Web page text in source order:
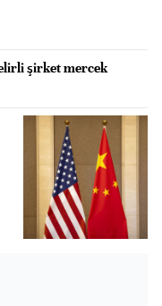
şirket mercek